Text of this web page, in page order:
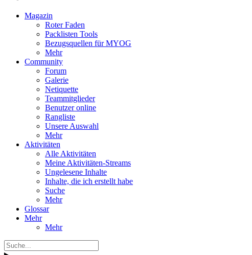
Magazin
Roter Faden
Packlisten Tools
Bezugsquellen für MYOG
Mehr
Community
Forum
Galerie
Netiquette
Teammitglieder
Benutzer online
Rangliste
Unsere Auswahl
Mehr
Aktivitäten
Alle Aktivitäten
Meine Aktivitäten-Streams
Ungelesene Inhalte
Inhalte, die ich erstellt habe
Suche
Mehr
Glossar
Mehr
Mehr